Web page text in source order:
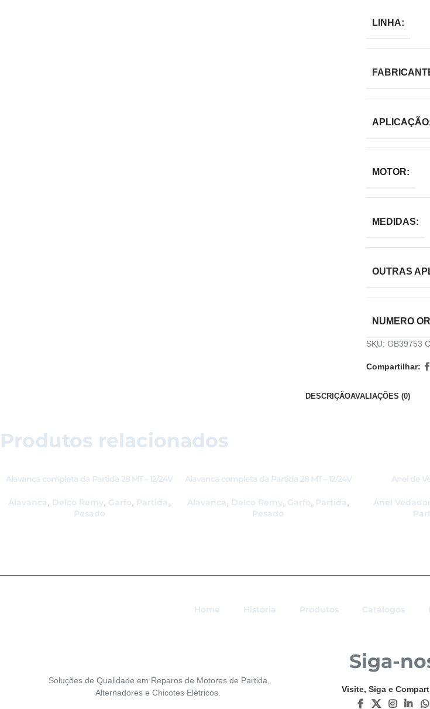
LINHA:
MOTOR:
MEDIDAS:
OUTRAS
NUMERO
SKU: GB39753
Compartilhar:
DESCRIÇÃOAVALIAÇÕES (0)
Produtos relacionados
Alavanca completa da Partida 28 MT – 12/24V
Alavanca
Delco Remy Garfo Partida
Pesado
Alavanca completa da Partida 28 MT – 12/24V
Alavanca
Delco Remy Garfo Partida
Pesado
Anel de
Anel Vedador
Home História Produtos Catálogos
Soluções de Qualidade em Reparos de Motores de Partida,
Alternadores e Chicotes Elétricos.
Siga-
Visite, Siga e